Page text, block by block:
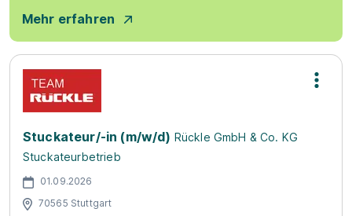
Mehr erfahren
Stuckateur/-in (m/w/d) Rückle GmbH & Co. KG
Stuckateurbetrieb
01.09.2026
70565 Stuttgart